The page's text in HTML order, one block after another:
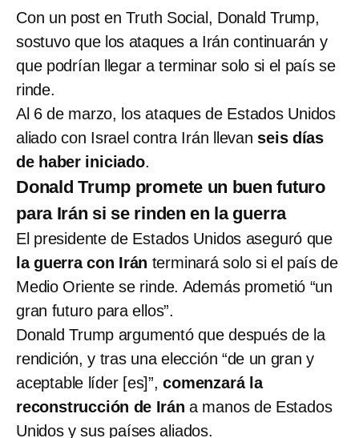
Con un post en Truth Social, Donald Trump,
sostuvo que los ataques a Irán continuarán y
que podrían llegar a terminar solo si el país se
rinde.
Al 6 de marzo, los ataques de Estados Unidos
aliado con Israel contra Irán llevan seis días
de haber iniciado.
Donald Trump promete un buen futuro
para Irán si se rinden en la guerra
El presidente de Estados Unidos aseguró que
la guerra con Irán terminará solo si el país de
Medio Oriente se rinde. Además prometió “un
gran futuro para ellos”.
Donald Trump argumentó que después de la
rendición, y tras una elección “de un gran y
aceptable líder [es]”,comenzará la
reconstrucción de Irán a manos de Estados
Unidos y sus países aliados.